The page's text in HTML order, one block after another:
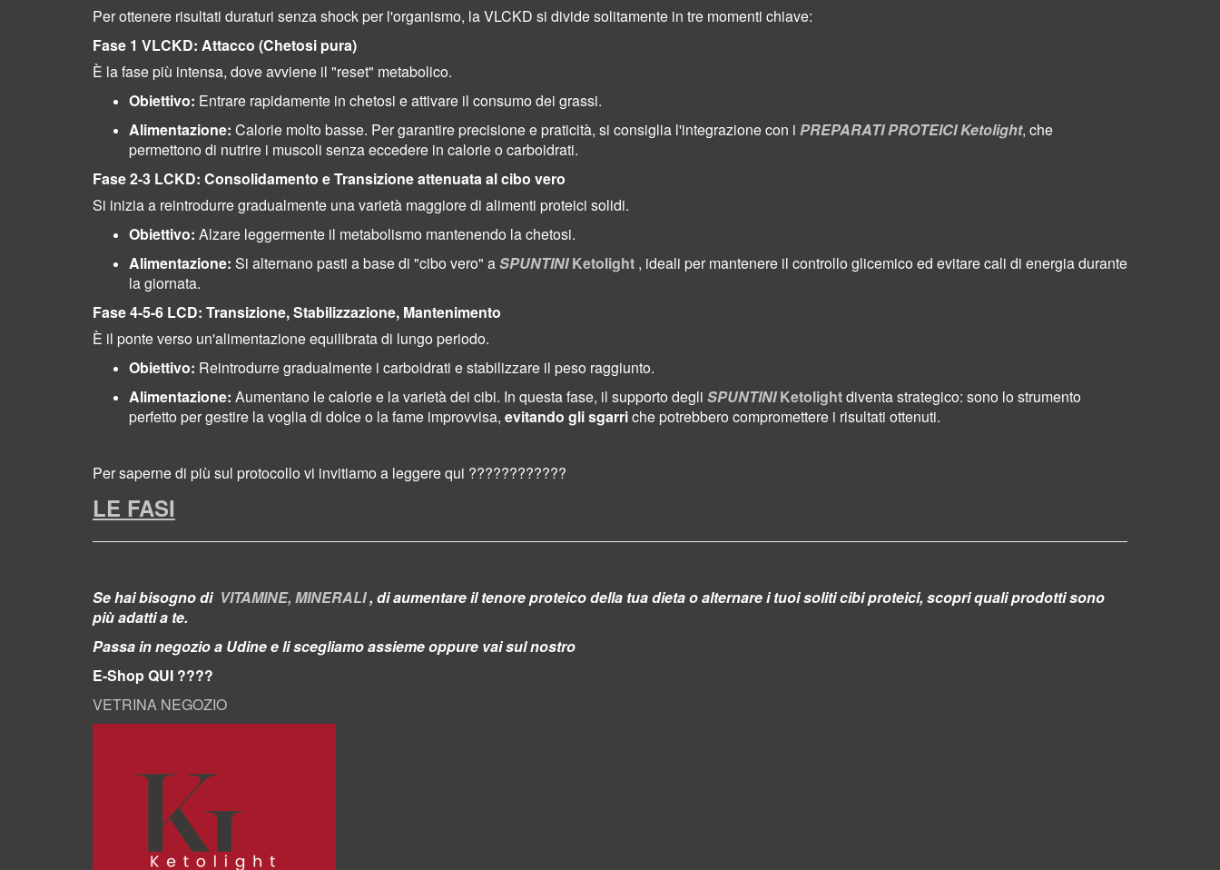
Per ottenere risultati duraturi senza shock per l'organismo, la VLCKD si divide solitamente in tre momenti chiave:
Fase 1 VLCKD: Attacco (Chetosi pura)
È la fase più intensa, dove avviene il "reset" metabolico.
Obiettivo: Entrare rapidamente in chetosi e attivare il consumo dei grassi.
Alimentazione: Calorie molto basse. Per garantire precisione e praticità, si consiglia l'integrazione con i PREPARATI PROTEICI Ketolight, che
permettono di nutrire i muscoli senza eccedere in calorie o carboidrati.
Fase 2-3 LCKD: Consolidamento e Transizione attenuata al cibo vero
Si inizia a reintrodurre gradualmente una varietà maggiore di alimenti proteici solidi.
Obiettivo: Alzare leggermente il metabolismo mantenendo la chetosi.
Alimentazione: Si alternano pasti a base di "cibo vero" aSPUNTINIKetolight , ideali per mantenere il controllo glicemico ed evitare cali di energia durante
la giornata.
Fase 4-5-6 LCD: Transizione, Stabilizzazione, Mantenimento
È il ponte verso un'alimentazione equilibrata di lungo periodo.
Obiettivo: Reintrodurre gradualmente i carboidrati e stabilizzare il peso raggiunto.
Alimentazione: Aumentano le calorie e la varietà dei cibi. In questa fase, il supporto degli SPUNTINIKetolightdiventa strategico: sono lo strumento
perfetto per gestire la voglia di dolce o la fame improvvisa, evitando gli sgarriche potrebbero compromettere i risultati ottenuti.
Per saperne di più sul protocollo vi invitiamo a leggere qui ????????????
LE FASI
Se hai bisogno di VITAMINE, MINERALI, diaumentare il tenore proteico della tua dieta o alternare i tuoi soliti cibi proteici, scopri quali prodotti sono
più adatti a te.
Passa in negozio a Udine e li scegliamo assieme oppure vai sul nostro
E-Shop QUI ????
VETRINA NEGOZIO